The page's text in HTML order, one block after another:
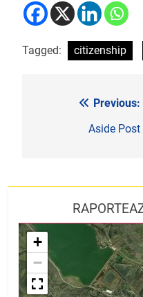
Tagged: citizenship
NavigarePrevious:
Aside Post
+
−